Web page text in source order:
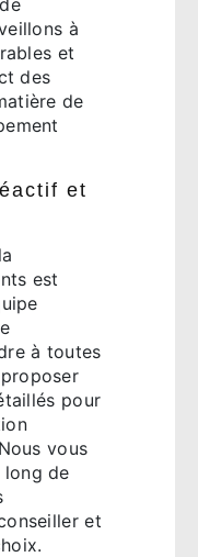
à
et
des
de
et
est
à toutes
pour
vous
de
et